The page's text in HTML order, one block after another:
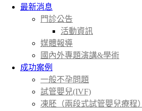
最新消息
門診公告
活動資訊
媒體報導
國內外專題演講&學術
成功案例
一般不孕問題
試管嬰兒(IVF)
凍胚（兩段式試管嬰兒療程）